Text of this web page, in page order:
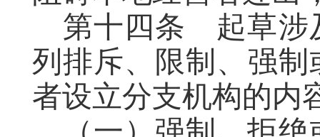
第十四条
起草涉
列排斥、限制、强
者设立分支机构的内